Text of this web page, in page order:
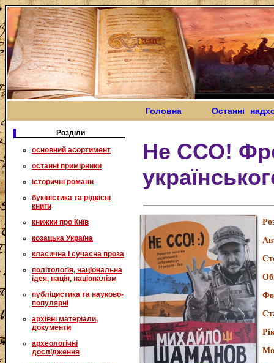
Головна Останні
Розділи
основний асортимент
останні примірники
історичні романи
букіністика та рідкісні
книги
книжки про Київ
козацька Україна
класична і сучасна проза
політологія, національна
ідея, нація, націоналізм
публіцистика та науково-
популярні
архівні матеріали,
документи
археологічні
дослідження
Не ССО!